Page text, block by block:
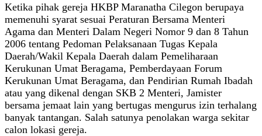
Ketika pihak gereja HKBP Maranatha Cilegon berupaya
memenuhi syarat sesuai Peraturan Bersama Menteri
Agama dan Menteri Dalam Negeri Nomor 9 dan 8 Tahun
2006 tentang Pedoman Pelaksanaan Tugas Kepala
Daerah/Wakil Kepala Daerah dalam Pemeliharaan
Kerukunan Umat Beragama, Pemberdayaan Forum
Kerukunan Umat Beragama, dan Pendirian Rumah Ibadah
atau yang dikenal dengan SKB 2 Menteri, Jamister
bersama jemaat lain yang bertugas mengurus izin terhalang
banyak tantangan. Salah satunya penolakan warga sekitar
calon lokasi gereja.